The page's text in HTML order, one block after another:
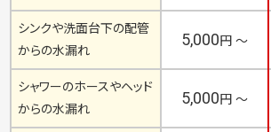
シンクや洗面台下の配管
からの水漏れ
5,000円 ～
シャワーのホースやヘッド
からの水漏れ
5,000円 ～